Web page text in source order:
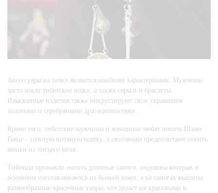
Аксессуары на поясе являются наиболее характерными. Мужчины
часто носят тибетские ножи, а также серьги и браслеты.
Изысканные изделия также инкрустируют свои украшения
золотыми и серебряными драгоценностями.
Кроме того, тибетские мужчины и женщины любят носить Шамо
Гьяце - золотую нитяную шапку, а скотоводы предпочитают носить
шапки из лисьего меха.
Тибетцы привыкли носить длинные сапоги, подошвы которых в
основном изготавливаются из бычьей кожи, а на сапогах вышиты
разнообразные красочные узоры, что делает их красивыми и